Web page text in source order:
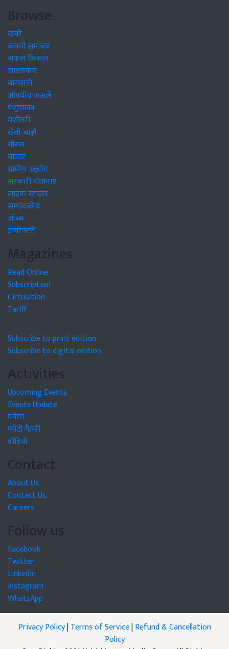
Browse
खबरें
कंपनी समाचार
सफल किसान
साक्षात्कार
बागवानी
औषधीय फसलें
पशुपालन
मशीनरी
खेती-बाड़ी
मौसम
बाजार
ग्रामीण उद्द्योग
सरकारी योजनाएं
लाइफ स्टाइल
सम्पादकीय
जॉब्स
डायरेक्टरी
Magazines
Read Online
Subscription
Circulation
Tariff
Subscribe to print edition
Subscribe to digital edition
Activities
Upcoming Events
Events Update
फोरम
फोटो गैलरी
वीडियो
Contact
About Us
Contact Us
Careers
Follow us
Facebook
Twitter
LinkedIn
Instagram
WhatsApp
Privacy Policy|Terms of Service|Refund & Cancellation
Policy